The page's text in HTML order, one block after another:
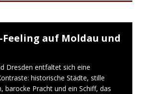
auf Moldau und
Dresden entfaltet sich eine
historische Städte, stille
barocke Pracht und ein Schiff, das